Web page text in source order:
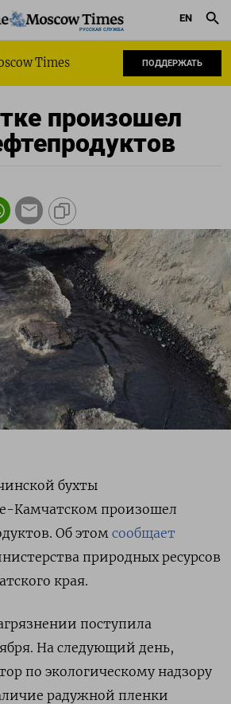
РУССКАЯ СЛУЖБА
EN
Times ПОДДЕРЖАТЬ
произошел
бухты
Камчатском произошел
Об этом сообщает
природных ресурсов
края.
поступила
На следующий день,
по экологическому надзору
радужной пленки